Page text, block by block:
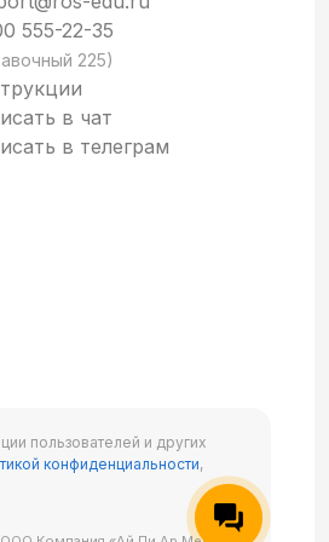
555-22-35
225)
в чат
в телеграм
пользователей и других
конфиденциальности,